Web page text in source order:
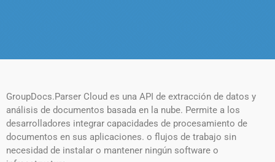
GroupDocs.Parser Cloud es una API de extracción de datos y
análisis de documentos basada en la nube. Permite a los
desarrolladores integrar capacidades de procesamiento de
documentos en sus aplicaciones. o flujos de trabajo sin
necesidad de instalar o mantener ningún software o